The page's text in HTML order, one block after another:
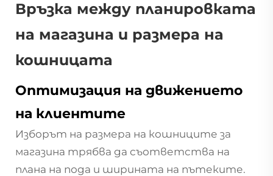
Връзка между планировката
на магазина и размера на
кошницата
Оптимизация на движението
на клиентите
Изборът на размера на кошниците за
магазина трябва да съответства на
плана на пода и ширината на пътеките.